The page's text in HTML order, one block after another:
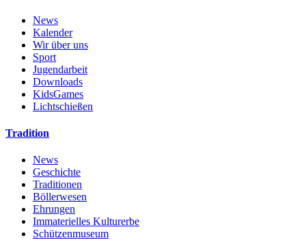
News
Kalender
Wir über uns
Sport
Jugendarbeit
Downloads
KidsGames
Lichtschießen
Tradition
News
Geschichte
Traditionen
Böllerwesen
Ehrungen
Immaterielles Kulturerbe
Schützenmuseum